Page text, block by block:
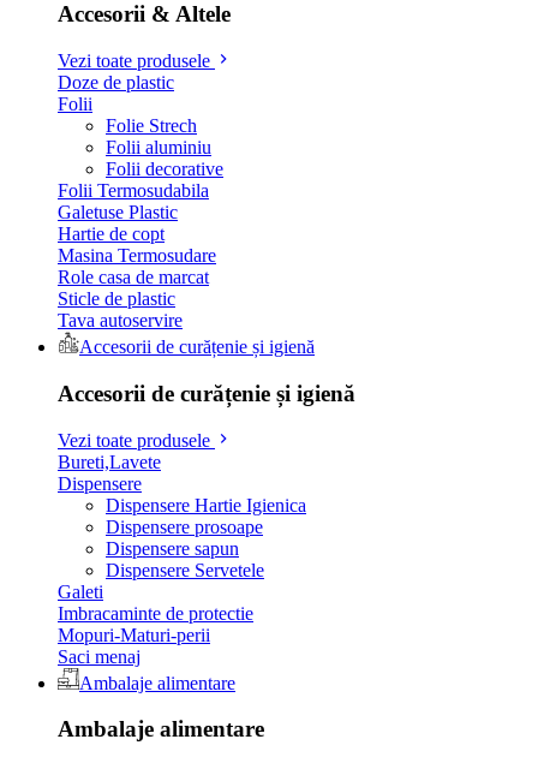
Accesorii & Altele
Vezi toate produsele
Doze de plastic
Folii
Folie Strech
Folii aluminiu
Folii decorative
Folii Termosudabila
Galetuse Plastic
Hartie de copt
Masina Termosudare
Role casa de marcat
Sticle de plastic
Tava autoservire
Accesorii de curățenie și igienă
Accesorii de curățenie și igienă
Vezi toate produsele
Bureti,Lavete
Dispensere
Dispensere Hartie Igienica
Dispensere prosoape
Dispensere sapun
Dispensere Servetele
Galeti
Imbracaminte de protectie
Mopuri-Maturi-perii
Saci menaj
Ambalaje alimentare
Ambalaje alimentare